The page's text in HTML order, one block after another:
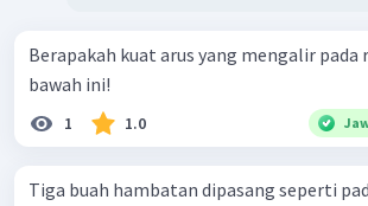
Berapakah kuat arus yang mengalir pada
bawah ini!
1 1.0
Tiga buah hambatan dipasang seperti